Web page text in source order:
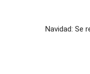
Navidad: Se